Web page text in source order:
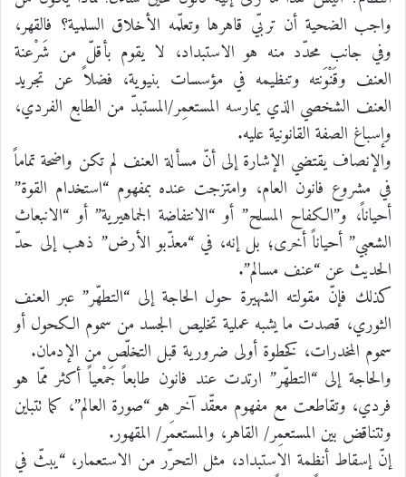
واجب الضحية أن تربّي قاهرها وتعلّمه الأخلاق السلمية؟ فالقهر،
وفي جانب محدّد منه هو الاستبداد، لا يقوم بأقلّ من شَرْعنة
العنف وقَنْوَنته وتنظيمه في مؤسسات بنيوية، فضلاً عن تجريد
العنف الشخصي الذي يمارسه المستعمِر/المستبدّ من الطابع الفردي،
وإسباغ الصفة القانونية عليه.
والإنصاف يقتضي الإشارة إلى أنّ مسألة العنف لم تكن واضحة تماماً
في مشروع فانون العام، وامتزجت عنده بمفهوم “استخدام القوة”
أحياناً، و”الكفاح المسلح” أو “الانتفاضة الجماهيرية” أو “الانبعاث
الشعبي” أحياناً أخرى؛ بل إنه، في “معذّبو الأرض” ذهب إلى حدّ
الحديث عن “عنف مسالم”.
كذلك فإنّ مقولته الشهيرة حول الحاجة إلى “التطهّر” عبر العنف
الثوري، قصدت ما يشبه عملية تخليص الجسد من سموم الكحول أو
سموم المخدرات، كخطوة أولى ضرورية قبل التخلّص من الإدمان.
والحاجة إلى “التطهّر” ارتدت عند فانون طابعاً جَمْعياً أكثر ممّا هو
فردي، وتقاطعت مع مفهوم معقّد آخر هو “صورة العالم”، كما تتباين
وتتناقض بين المستعمِر/ القاهر، والمستعمَر/ المقهور.
إنّ إسقاط أنظمة الاستبداد، مثل التحرّر من الاستعمار، “يبثّ في